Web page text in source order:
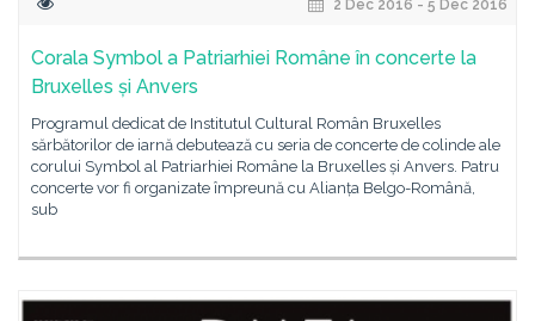
2 Dec 2016 - 5 Dec 2016
Corala Symbol a Patriarhiei Române în concerte la
Bruxelles și Anvers
Programul dedicat de Institutul Cultural Român Bruxelles
sărbătorilor de iarnă debutează cu seria de concerte de colinde ale
corului Symbol al Patriarhiei Române la Bruxelles și Anvers. Patru
concerte vor fi organizate împreună cu Alianța Belgo-Română,
sub